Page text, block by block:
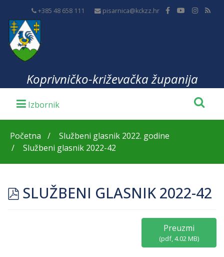
+385 48 658 111 pisarnica@kckzz.hr
Koprivničko-križevačka županija
Početna
Službeni glasnik 2022. godine
Službeni glasnik 2022-42
pdf
SLUŽBENI GLASNIK 2022-42
Preuzmi
(pdf,4.02 MB)